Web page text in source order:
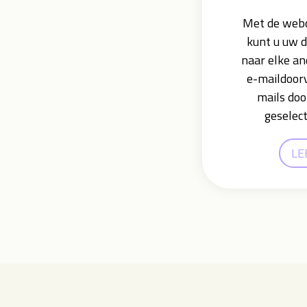
Met de
kunt u uw
naar elke
e-
mails